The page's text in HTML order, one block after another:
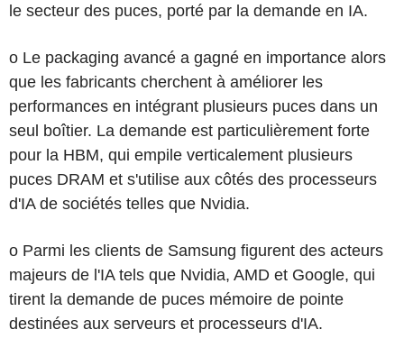
le secteur des puces, porté par la demande en IA.
o Le packaging avancé a gagné en importance alors
que les fabricants cherchent à améliorer les
performances en intégrant plusieurs puces dans un
seul boîtier. La demande est particulièrement forte
pour la HBM, qui empile verticalement plusieurs
puces DRAM et s'utilise aux côtés des processeurs
d'IA de sociétés telles que Nvidia.
o Parmi les clients de Samsung figurent des acteurs
majeurs de l'IA tels que Nvidia, AMD et Google, qui
tirent la demande de puces mémoire de pointe
destinées aux serveurs et processeurs d'IA.